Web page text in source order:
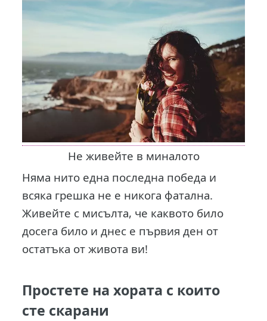
Не живейте в миналото
Няма нито една последна победа и
всяка грешка не е никога фатална.
Живейте с мисълта, че каквото било
досега било и днес е първия ден от
остатъка от живота ви!
Простете на хората с които
сте скарани